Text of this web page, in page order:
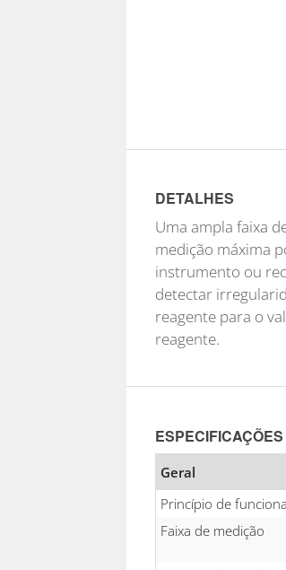
DETALHES
Uma ampla faixa
medição máxima
instrumento ou
detectar
reagente para o
reagente.
ESPECIFICAÇÕES
Geral
Princípio de
Faixa de medição